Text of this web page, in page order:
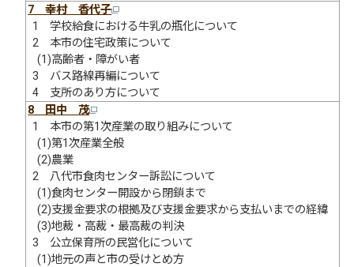
7 幸村 香代子
1 学校給食における牛乳の瓶化について
2 本市の住宅政策について
(1)高齢者・障がい者
3 バス路線再編について
4 支所のあり方について
8 田中 茂
1 本市の第1次産業の取り組みについて
(1)第1次産業全般
(2)農業
2 八代市食肉センター訴訟について
(1)食肉センター開設から閉鎖まで
(2)支援金要求の根拠及び支援金要求から支払いまでの経緯
(3)地裁・高裁・最高裁の判決
3 公立保育所の民営化について
(1)地元の声と市の受けとめ方